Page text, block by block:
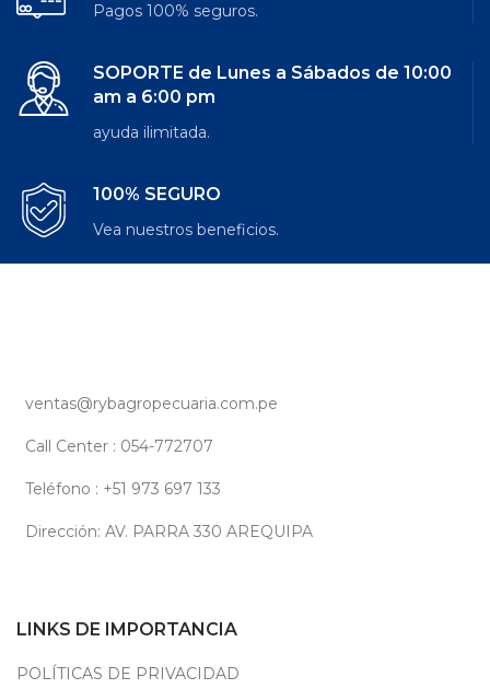
Pagos 100% seguros.
SOPORTE de Lunes a Sábados de 10:00
am a 6:00 pm
ayuda ilimitada.
100% SEGURO
Vea nuestros beneficios.
ventas@rybagropecuaria.com.pe
Call Center : 054-772707
Teléfono : +51 973 697 133
Dirección: AV. PARRA 330 AREQUIPA
LINKS DE IMPORTANCIA
POLÍTICAS DE PRIVACIDAD